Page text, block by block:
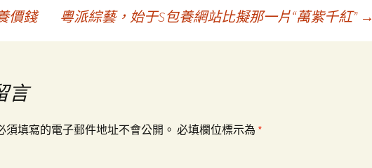
價錢 粵派綜藝，始于S包養網站比擬那一片“萬紫千紅” →
言
須填寫的電子郵件地址不會公開。 必填欄位標示為 *